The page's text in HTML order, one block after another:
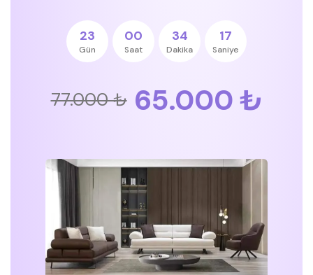
23
Gün
00
Saat
34
Dakika
17
Saniye
77.000 ₺ 65.000 ₺